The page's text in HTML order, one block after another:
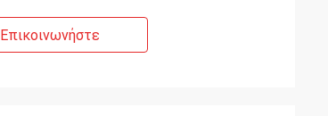
Επικοινωνήστε